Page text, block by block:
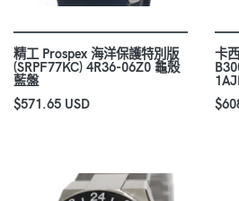
精工 Prospex 海洋保護特別版
(SRPF77KC) 4R36-06Z0 龜殼
藍盤
$571.65 USD
卡